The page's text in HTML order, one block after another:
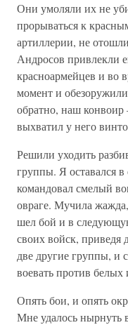
Они умоляли их не
прорываться к
артиллерии, не
Андросов привлекли
красноармейцев и во
момент и
обратно, наш
выхватил у него
Решили уходить
группы. Я оставался
командовал смелый
овраге. Мучила
шел бой и в
своих войск,
две другие группы, и
воевать против
Опять бои, и опять
Мне удалось нырнуть